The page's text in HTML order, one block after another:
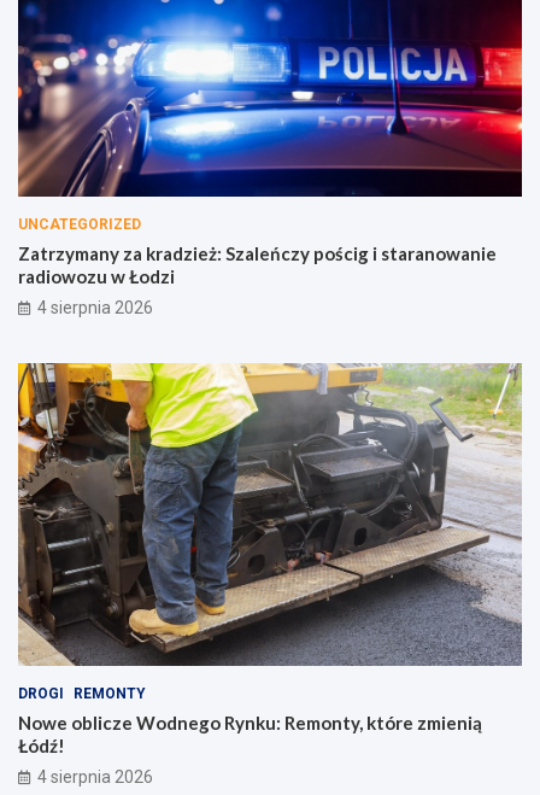
UNCATEGORIZED
Zatrzymany za kradzież: Szaleńczy pościg i staranowanie
radiowozu w Łodzi
4 sierpnia 2026
DROGI REMONTY
Nowe oblicze Wodnego Rynku: Remonty, które zmienią
Łódź!
4 sierpnia 2026